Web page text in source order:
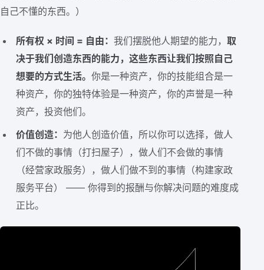
自己不懂的东西。）
所有权 × 时间 = 自由：我们摆脱他人期望的能力，取
决于我们创造东西的能力，这些东西让我们按照自己
想要的方式生活。你是一种资产，你的技能组合是一
种资产，你的独特体验是一种资产，你的声誉是一种
资产，投资他们。
价值创造： 为他人创造价值，所以你可以选择，做人
们不做的事情（打扫屋子），做人们不会做的事情
（经营家政服务），做人们做不到的事情（构建家政
服务平台） —— 你得到的报酬与你解决问题的难度成
正比。